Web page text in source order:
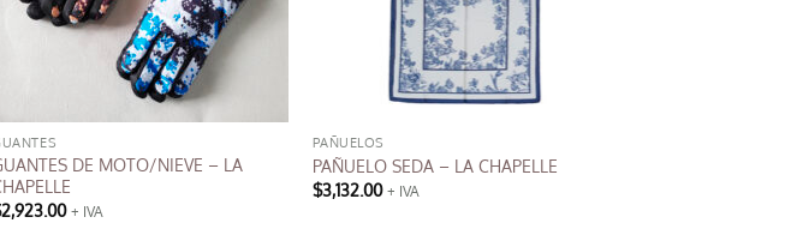
DE MOTO/NIEVE – LA
2,923.00 + IVA
PAÑUELOS
PAÑUELO SEDA – LA CHAPELLE
$3,132.00 + IVA